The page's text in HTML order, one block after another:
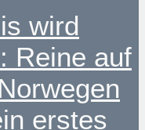
wird
Reine auf
erstes